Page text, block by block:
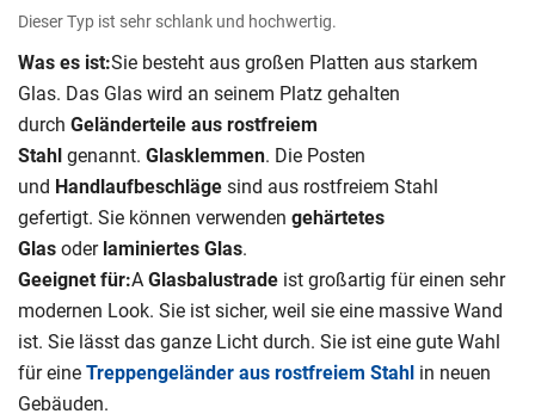
Dieser Typ ist sehr schlank und hochwertig.
Was es ist:Sie besteht aus großen Platten aus starkem
Glas. Das Glas wird an seinem Platz gehalten
durch Geländerteile aus rostfreiem
Stahlgenannt. Glasklemmen. Die Posten
und Handlaufbeschlägesind aus rostfreiem Stahl
gefertigt. Sie können verwenden gehärtetes
Glasoderlaminiertes Glas.
Geeignet für:AGlasbalustrade ist großartig für einen sehr
modernen Look. Sie ist sicher, weil sie eine massive Wand
ist. Sie lässt das ganze Licht durch. Sie ist eine gute Wahl
für eineTreppengeländer aus rostfreiem Stahl in neuen
Gebäuden.